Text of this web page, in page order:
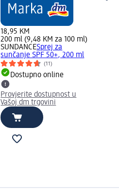
18,95 KM
200 ml (9,48 KM za 100 ml)
SUNDANCESprej za
sunčanje SPF 50+, 200 ml
(11)
Dostupno online
Provjerite dostupnost u
Vašoj dm trgovini